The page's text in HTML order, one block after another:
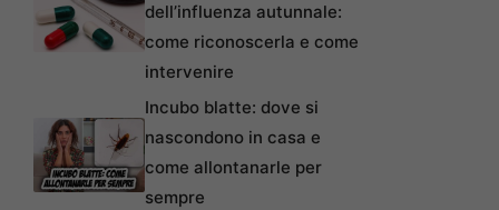
dell’influenza autunnale:
come riconoscerla e come
intervenire
Incubo blatte: dove si
nascondono in casa e
come allontanarle per
sempre